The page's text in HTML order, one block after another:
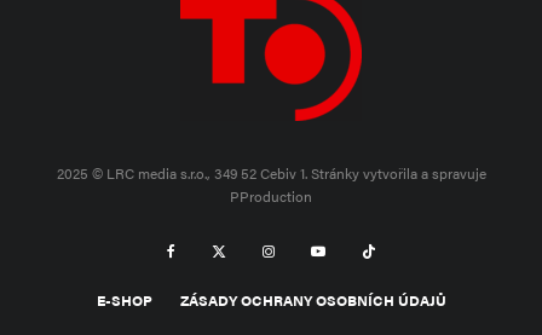
2025 © LRC media s.r.o., 349 52 Cebiv 1.Stránky vytvořila a spravuje
PProduction
E-SHOP ZÁSADY OCHRANY OSOBNÍCH ÚDAJŮ